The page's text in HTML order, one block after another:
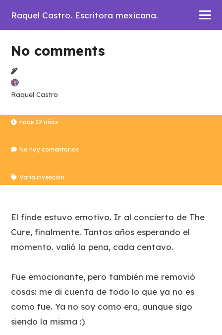
Raquel Castro. Escritora mexicana.
No comments
Raquel Castro
hace 22 años
No hay comentarios
Varia invención
El finde estuvo emotivo. Ir al concierto de The
Cure, finalmente. Tantos años esperando el
momento. valió la pena, cada centavo.
Fue emocionante, pero también me removió
cosas: me di cuenta de todo lo que ya no es
como fue. Ya no soy como era, aunque sigo
siendo la misma :)